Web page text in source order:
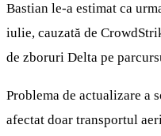
Bastian le-a estimat ca
iulie, cauzată de
de zboruri Delta pe
Problema de actualizare a
afectat doar transportul